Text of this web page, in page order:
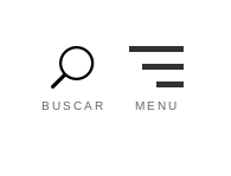
U
BUSCAR MENU